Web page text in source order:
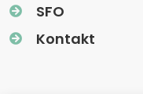
SFO
Kontakt